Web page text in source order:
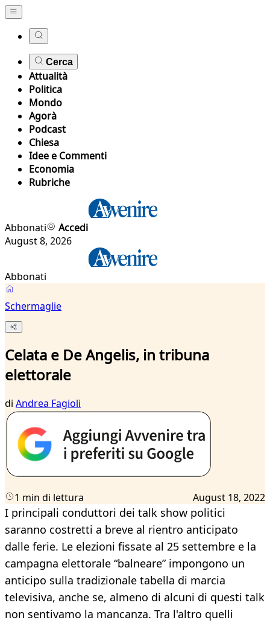
Cerca
Attualità
Politica
Mondo
Agorà
Podcast
Chiesa
Idee e Commenti
Economia
Rubriche
Abbonati
Accedi
August 8, 2026
Abbonati
Schermaglie
Celata e De Angelis, in tribuna
elettorale
di Andrea Fagioli
1 min di lettura August 18, 2022
I principali conduttori dei talk show politici
saranno costretti a breve al rientro anticipato
dalle ferie. Le elezioni fissate al 25 settembre e la
campagna elettorale “balneare” impongono un
anticipo sulla tradizionale tabella di marcia
televisiva, anche se, almeno di alcuni di questi talk
non sentivamo la mancanza. Tra l'altro quelli